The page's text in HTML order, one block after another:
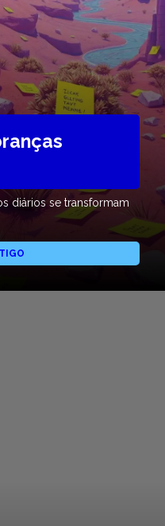
diários se transformam